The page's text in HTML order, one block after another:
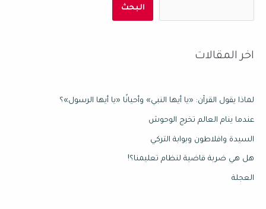
البحث
اخر المقالات
لماذا يقول القرآن: «يا أيها النبي» وأحيانًا «يا أيها الرسول»؟
عندما ينام العالم تخرج الوحوش
السيدة وافلاطون وبوابة التركي
هل هي ضربة قاضية لنظام تعليمنا؟!
العجلة